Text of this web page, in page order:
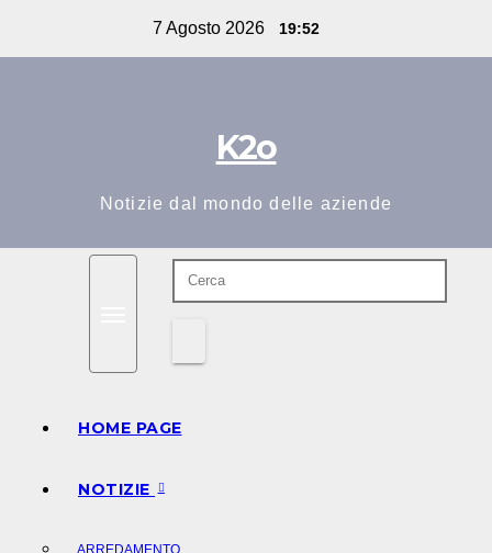
7 Agosto 2026 19:52
K2o
Notizie dal mondo delle aziende
HOME PAGE
NOTIZIE
ARREDAMENTO